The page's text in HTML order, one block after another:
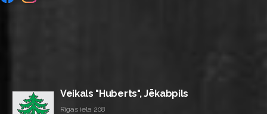
Veikals "Huberts", Jēkabpils
Rīgas iela 208